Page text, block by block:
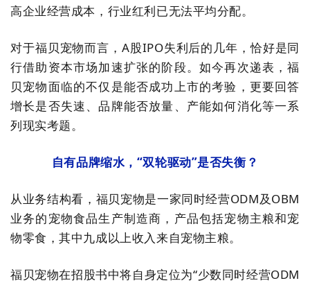
高企业经营成本，行业红利已无法平均分配。
对于福贝宠物而言，A股IPO失利后的几年，恰好是同
行借助资本市场加速扩张的阶段。如今再次递表，福
贝宠物面临的不仅是能否成功上市的考验，更要回答
增长是否失速、品牌能否放量、产能如何消化等一系
列现实考题。
自有品牌缩水，“双轮驱动”是否失衡？
从业务结构看，福贝宠物是一家同时经营ODM及OBM
业务的宠物食品生产制造商，产品包括宠物主粮和宠
物零食，其中九成以上收入来自宠物主粮。
福贝宠物在招股书中将自身定位为“少数同时经营ODM